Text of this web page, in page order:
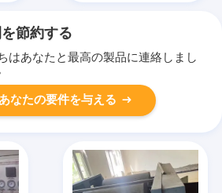
節約する
はあなたと最高の製品に連絡しまし
なたの要件を与える